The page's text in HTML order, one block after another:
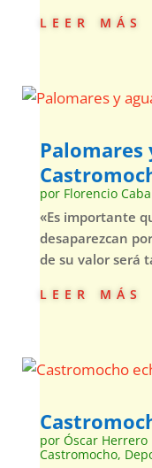
leer más
Palomares
por Florencio
«Es importante
desaparezcan
de su valor será
leer más
por Óscar Herrero
Castromocho,